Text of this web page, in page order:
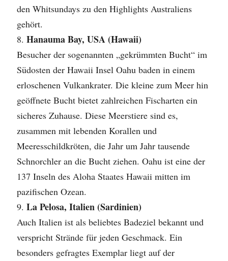
den Whitsundays zu den Highlights Australiens
gehört.
Hanauma Bay, USA (Hawaii)
Besucher der sogenannten „gekrümmten Bucht“ im
Südosten der Hawaii Insel Oahu baden in einem
erloschenen Vulkankrater. Die kleine zum Meer hin
geöffnete Bucht bietet zahlreichen Fischarten ein
sicheres Zuhause. Diese Meerstiere sind es,
zusammen mit lebenden Korallen und
Meeresschildkröten, die Jahr um Jahr tausende
Schnorchler an die Bucht ziehen. Oahu ist eine der
137 Inseln des Aloha Staates Hawaii mitten im
pazifischen Ozean.
La Pelosa, Italien (Sardinien)
Auch Italien ist als beliebtes Badeziel bekannt und
verspricht Strände für jeden Geschmack. Ein
besonders gefragtes Exemplar liegt auf der